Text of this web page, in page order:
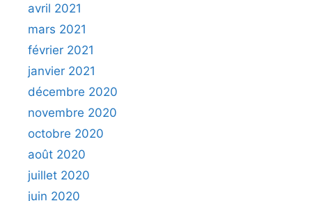
avril 2021
mars 2021
février 2021
janvier 2021
décembre 2020
novembre 2020
octobre 2020
août 2020
juillet 2020
juin 2020